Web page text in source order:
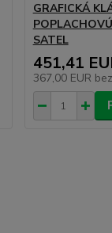
GRAFICKÁ
SATEL
451,41
367,00 EUR